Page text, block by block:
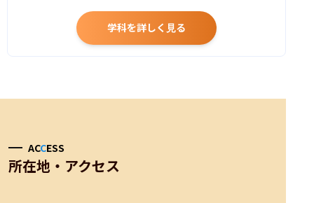
学科を詳しく見る
ACCESS
所在地・アクセス